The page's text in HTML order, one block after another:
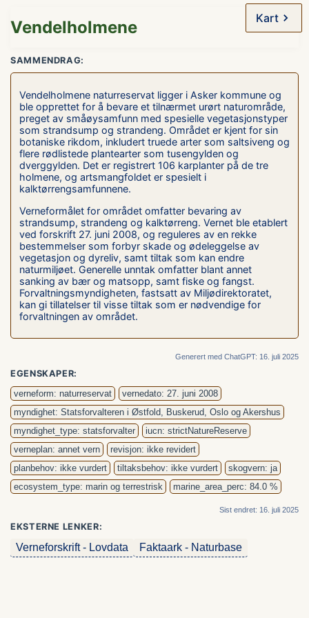
Kart
Vendelholmene
SAMMENDRAG:
Vendelholmene naturreservat ligger i Asker kommune og
ble opprettet for å bevare et tilnærmet urørt naturområde,
preget av småøysamfunn med spesielle vegetasjonstyper
som strandsump og strandeng. Området er kjent for sin
botaniske rikdom, inkludert truede arter som saltsiveng og
flere rødlistede plantearter som tusengylden og
dverggylden. Det er registrert 106 karplanter på de tre
holmene, og artsmangfoldet er spesielt i
kalktørrengsamfunnene.
Verneformålet for området omfatter bevaring av
strandsump, strandeng og kalktørreng. Vernet ble etablert
ved forskrift 27. juni 2008, og reguleres av en rekke
bestemmelser som forbyr skade og ødeleggelse av
vegetasjon og dyreliv, samt tiltak som kan endre
naturmiljøet. Generelle unntak omfatter blant annet
sanking av bær og matsopp, samt fiske og fangst.
Forvaltningsmyndigheten, fastsatt av Miljødirektoratet,
kan gi tillatelser til visse tiltak som er nødvendige for
forvaltningen av området.
Generert med ChatGPT: 16. juli 2025
EGENSKAPER:
verneform: naturreservat
vernedato: 27. juni 2008
myndighet: Statsforvalteren i Østfold, Buskerud, Oslo og Akershus
myndighet_type: statsforvalter
iucn: strictNatureReserve
verneplan: annet vern
revisjon: ikke revidert
planbehov: ikke vurdert
tiltaksbehov: ikke vurdert
skogvern: ja
ecosystem_type: marin og terrestrisk
marine_area_perc: 84.0 %
Sist endret: 16. juli 2025
EKSTERNE LENKER:
Verneforskrift - Lovdata Faktaark - Naturbase